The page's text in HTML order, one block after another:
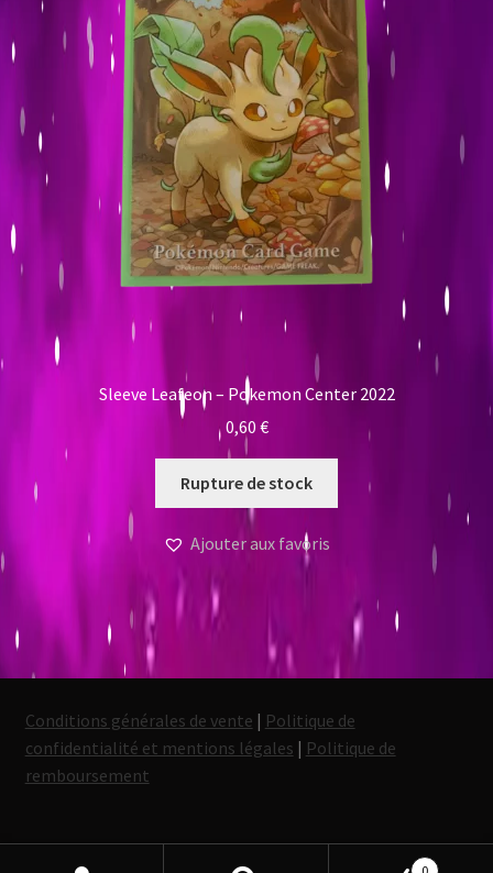
Sleeve Leafeon – Pokemon Center 2022
0,60 €
Rupture de stock
Ajouter aux favoris
Conditions générales de vente | Politique de
confidentialité et mentions légales | Politique de
remboursement